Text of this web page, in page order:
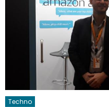
Techno